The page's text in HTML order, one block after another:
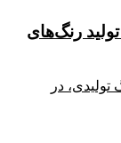
رنگ‌های
در